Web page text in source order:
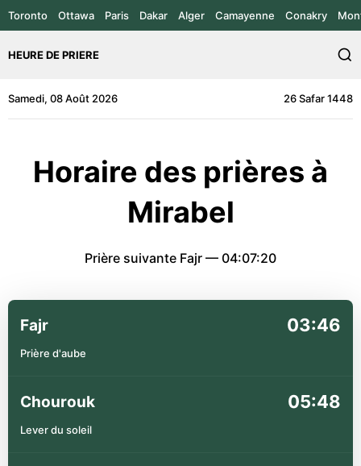
Toronto Ottawa Paris Dakar Alger Camayenne Conakry
HEURE DE PRIERE
Samedi, 08 Août 2026 26 Safar 1448
Horaire des prières à
Mirabel
Prière suivante Fajr — 04:07:20
Fajr 03:46
Prière d'aube
Chourouk 05:48
Lever du soleil